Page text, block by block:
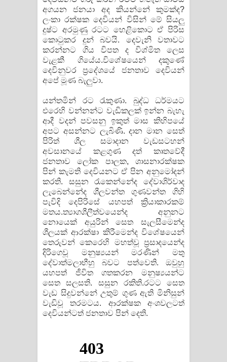
අගයන ජනයා අද කියන්නේ කුමක්ද?
ලංකා රක්ෂක දෙවියන් විසින් මේ සියලු
දුෂ්ට අරමුණු රටට හෙළිකොට ඒ පිරිස
කොටුකර දුන් බවයි. දෙවැනි වතාවට
කරන්නට ගිය විපත ද විශ්මිත ලෙස
වැළකී ගියේය.විශේෂයෙන් දකුණේ
දෙවිනුවර ප්‍රදේශයේ ජනතාව දෙවියන්
අපේ මූණ බැලුවා.
යන්තමින් රට රැකුණා. බුද්ධ ධර්මයට
එරෙහි වන්නන්ට වැඩිකලක් ඉන්න බැහැ
ආදී වදන් පවසනු ඉකුත් මාස කිහිපයේ
අපට අසන්නට ලැබිණි. දාන මාන සෙත්
පිරිත් ශීල සමාදාන වැඩසටහන්
අවසානයේ කළගුණ දත් කෘතවේදී
ජනතාව ලෝක පාලක, ශාසනාරක්ෂක
පින් කැමති දෙවියනට ඒ පින අනුමෝදන්
කරති. සසුන රැකෙන්නේද දේවාශිර්වාද
ලැබෙන්නේද ශීලවන්ත ගුණවන්ත ගිහි
පැවිදි දෙපිරිසේ යහපත් ක්‍රියාකාරකම්
මතය.ත්‍යාගශීලීත්වයෙන්ද අනුනට
නොයෙක් අයුරින් සෙත සැලසීමෙන්ද
ශීලයක් ආරක්ෂා කිරීමෙන්ද විශේෂයෙන්
තෙරුවන් කෙරෙහි මහත්වූ ප්‍රසාදයෙන්ද
දිරිගෙවූ මනුෂ්‍යයන් මරණින් මතු
දේවාත්මලාභීහු බවට පත්වෙති. ඔවුහු
යහපත් ජීවිත ගතකරන මනුෂ්‍යයන්ට
සෙත සලසති. සසුන රකිති.රටට සෙත
වැඩ සිදුවන්නේ උතුම් ගුණ ඇති මිනිසුන්
වැඩිවූ තරමටය. ආරක්ෂක අංශවලටත්
දෙවියන්ටත් ජනතාව පින් දෙති.